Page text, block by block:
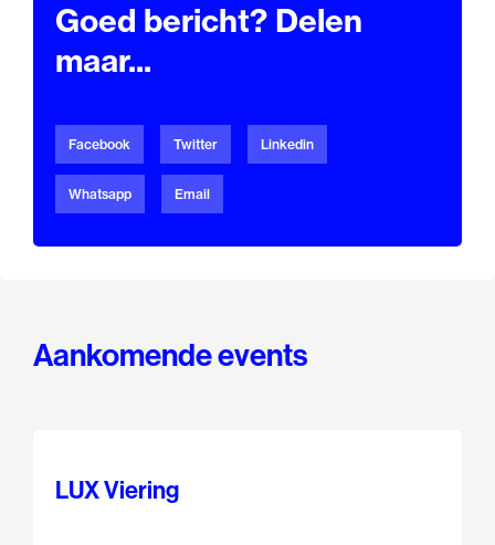
Goed bericht? Delen
maar...
Facebook Twitter Linkedin
Whatsapp Email
Aankomende events
LUX Viering